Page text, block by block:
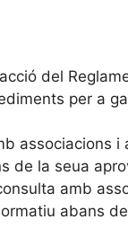
del
per a
associacions i
de la seua
amb
abans